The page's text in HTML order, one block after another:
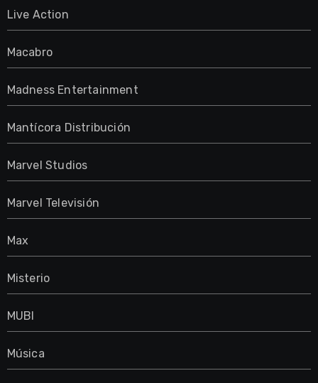
Live Action
Macabro
Madness Entertainment
Mantícora Distribución
Marvel Studios
Marvel Televisión
Max
Misterio
MUBI
Música